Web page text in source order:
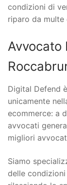
condizioni di
riparo da multe
Avvocato
Digital Defend
unicamente
ecommerce: a
avvocati
migliori
Siamo
delle